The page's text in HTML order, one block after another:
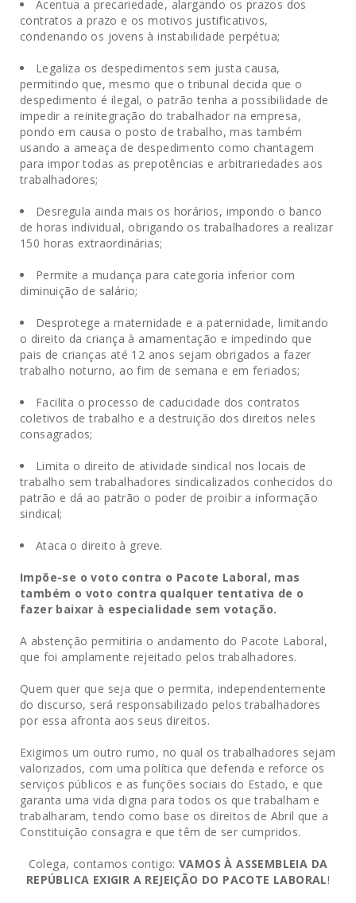
Acentua a precariedade, alargando os prazos dos
contratos a prazo e os motivos justificativos,
condenando os jovens à instabilidade perpétua;
Legaliza os despedimentos sem justa causa,
permitindo que, mesmo que o tribunal decida que o
despedimento é ilegal, o patrão tenha a possibilidade de
impedir a reinitegração do trabalhador na empresa,
pondo em causa o posto de trabalho, mas também
usando a ameaça de despedimento como chantagem
para impor todas as prepotências e arbitrariedades aos
trabalhadores;
Desregula ainda mais os horários, impondo o banco
de horas individual, obrigando os trabalhadores a realizar
150 horas extraordinárias;
Permite a mudança para categoria inferior com
diminuição de salário;
Desprotege a maternidade e a paternidade, limitando
o direito da criança à amamentação e impedindo que
pais de crianças até 12 anos sejam obrigados a fazer
trabalho noturno, ao fim de semana e em feriados;
Facilita o processo de caducidade dos contratos
coletivos de trabalho e a destruição dos direitos neles
consagrados;
Limita o direito de atividade sindical nos locais de
trabalho sem trabalhadores sindicalizados conhecidos do
patrão e dá ao patrão o poder de proibir a informação
sindical;
Ataca o direito à greve.
Impõe-se o voto contra o Pacote Laboral, mas
também o voto contra qualquer tentativa de o
fazer baixar à especialidade sem votação.
A abstenção permitiria o andamento do Pacote Laboral,
que foi amplamente rejeitado pelos trabalhadores.
Quem quer que seja que o permita, independentemente
do discurso, será responsabilizado pelos trabalhadores
por essa afronta aos seus direitos.
Exigimos um outro rumo, no qual os trabalhadores sejam
valorizados, com uma política que defenda e reforce os
serviços públicos e as funções sociais do Estado, e que
garanta uma vida digna para todos os que trabalham e
trabalharam, tendo como base os direitos de Abril que a
Constituição consagra e que têm de ser cumpridos.
Colega, contamos contigo: VAMOS À ASSEMBLEIA DA
REPÚBLICA EXIGIR A REJEIÇÃO DO PACOTE LABORAL!